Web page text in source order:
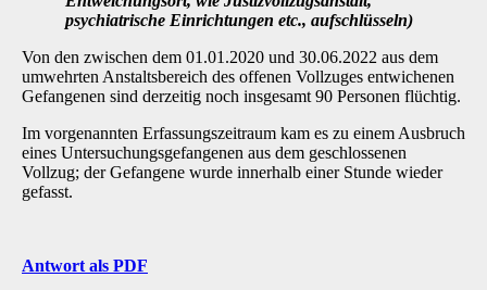
psychiatrische Einrichtungen etc., aufschlüsseln)
Von den zwischen dem 01.01.2020 und 30.06.2022 aus dem
umwehrten Anstaltsbereich des offenen Vollzuges entwichenen
Gefangenen sind derzeitig noch insgesamt 90 Personen flüchtig.
Im vorgenannten Erfassungszeitraum kam es zu einem Ausbruch
eines Untersuchungsgefangenen aus dem geschlossenen
Vollzug; der Gefangene wurde innerhalb einer Stunde wieder
gefasst.
Antwort als PDF